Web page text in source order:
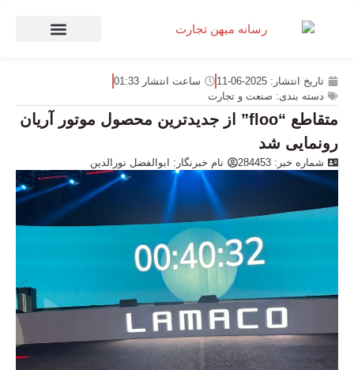
تاریخ انتشار: 2025-06-11 ساعت انتشار 01:33
دسته بندی: صنعت و تجارت
متقاطع “floo” از جدیدترین محصول موتور آریان
رونمایی شد
شماره خبر: 284453 نام خبرنگار: ابوالفضل نورالدین